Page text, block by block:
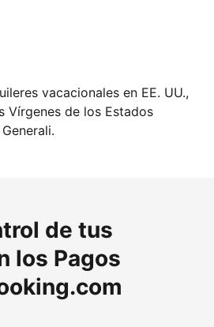
hoy mismo
vacacionales en EE. UU.,
Vírgenes de los Estados
de tus
los Pagos